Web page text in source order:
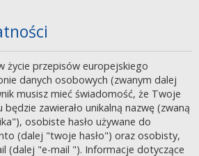
życie przepisów europejskiego
danych osobowych (zwanym dalej
musisz mieć świadomość, że Twoje
zawierało unikalną nazwę (zwaną
osobiste hasło używane do
(dalej "twoje hasło") oraz osobisty,
(dalej "e-mail "). Informacje dotyczące